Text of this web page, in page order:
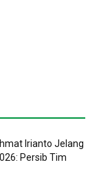
Irianto Jelang
Persib Tim